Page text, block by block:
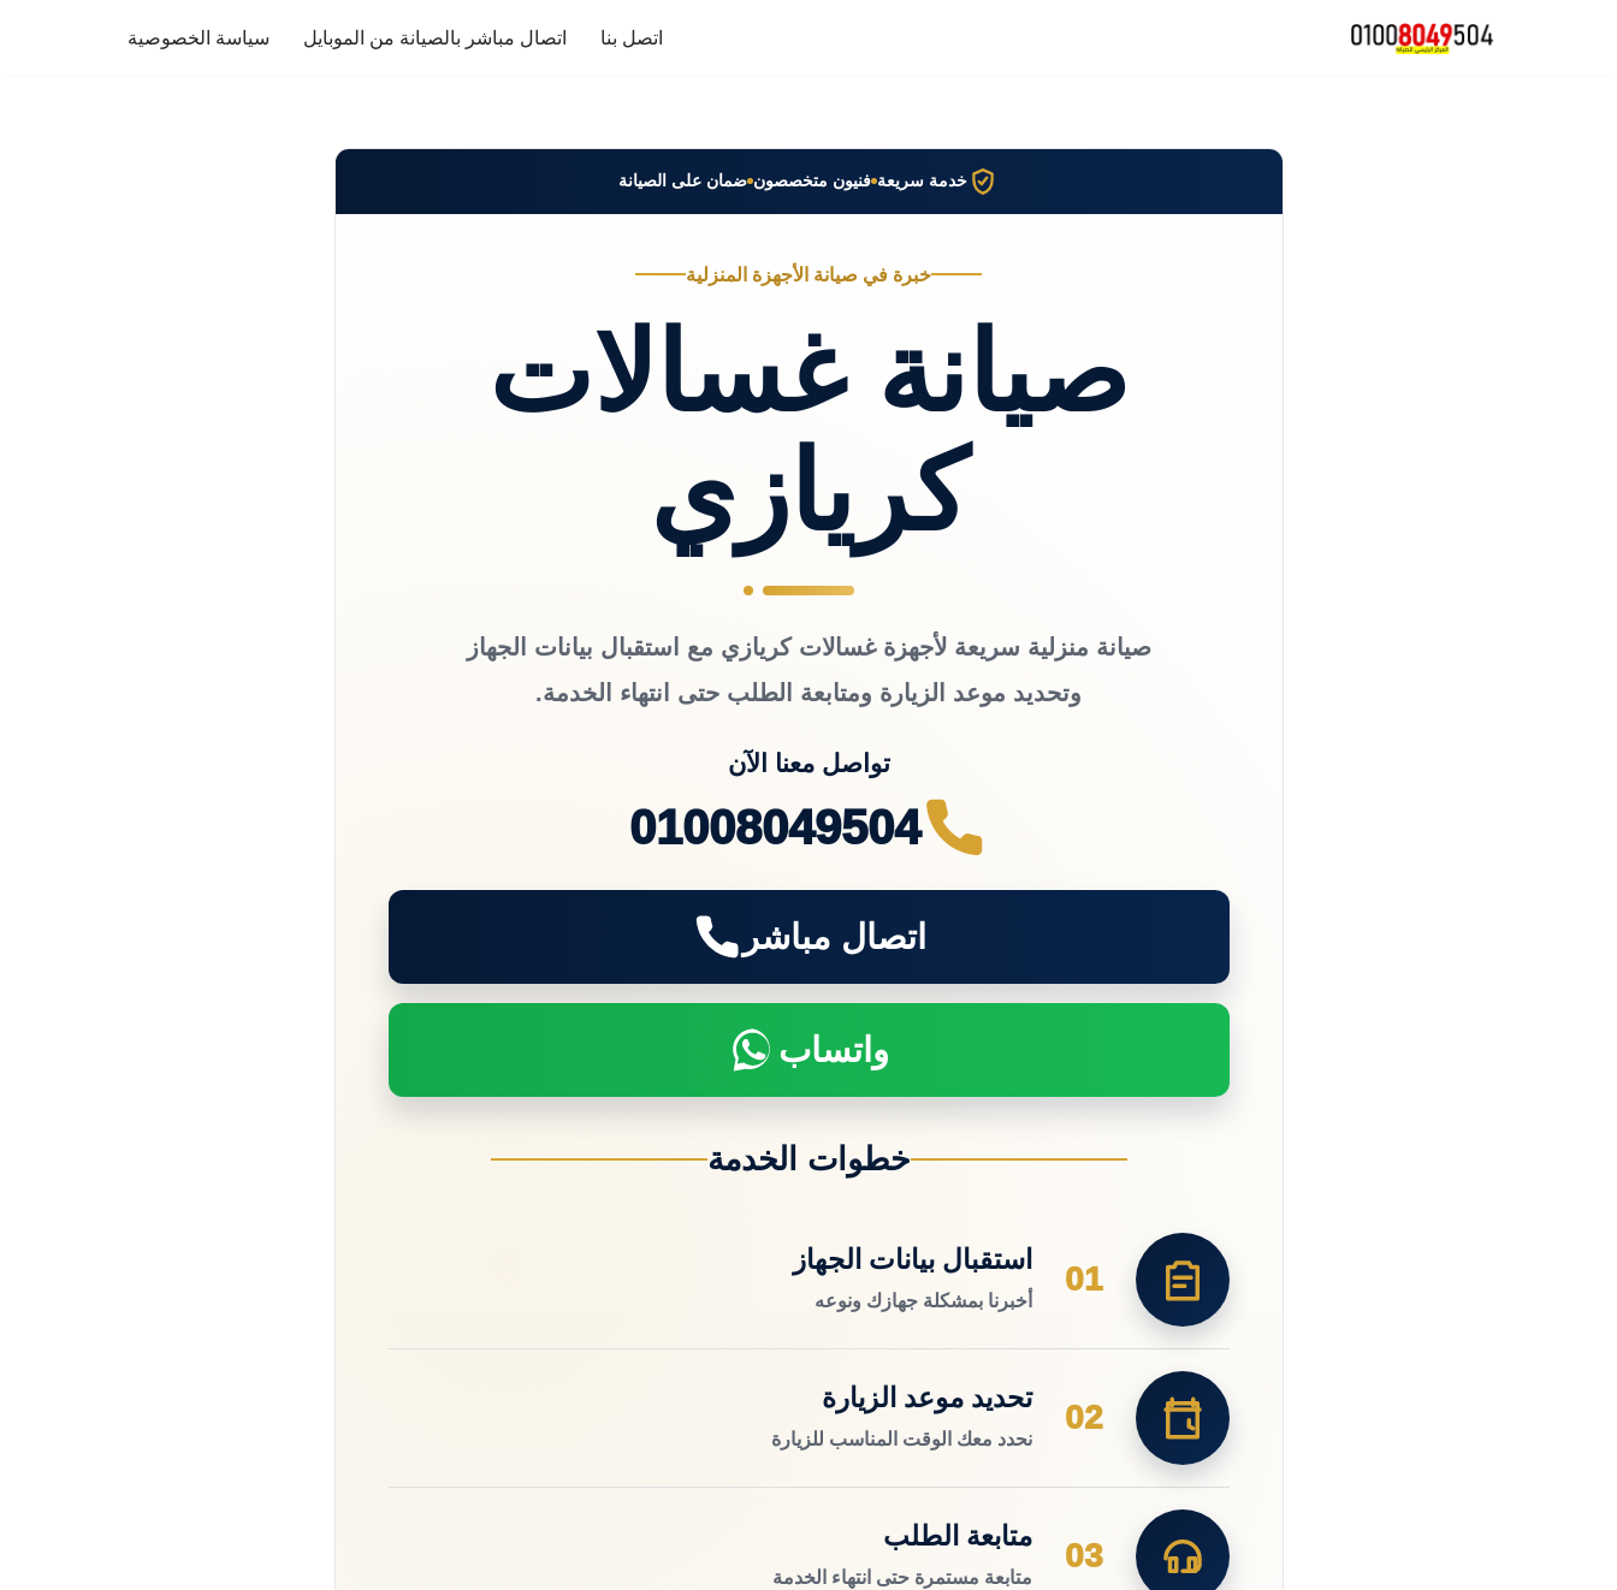
اتصل بنا اتصال مباشر بالصيانة من الموبايل سياسة الخصوصية
خدمة سريعة فنيون متخصصون ضمان على الصيانة
خبرة في صيانة الأجهزة المنزلية
صيانة غسالات
كريازي
صيانة منزلية سريعة لأجهزة غسالات كريازي مع استقبال بيانات الجهاز
وتحديد موعد الزيارة ومتابعة الطلب حتى انتهاء الخدمة.
تواصل معنا الآن
01008049504
اتصال مباشر
واتساب
خطوات الخدمة
01
استقبال بيانات الجهاز
أخبرنا بمشكلة جهازك ونوعه
02
تحديد موعد الزيارة
نحدد معك الوقت المناسب للزيارة
03
متابعة الطلب
متابعة مستمرة حتى انتهاء الخدمة